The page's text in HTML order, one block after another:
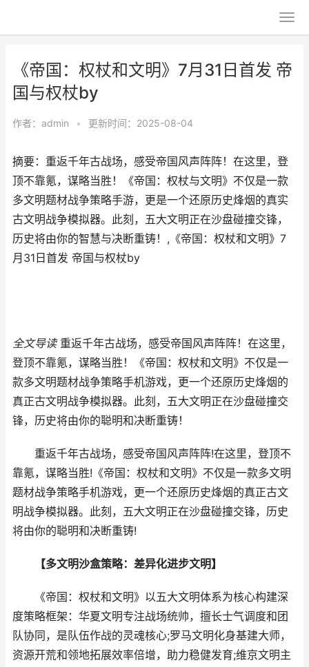
《帝国：权杖和文明》7月31日首发 帝
国与权杖by
作者： admin • 更新时间：2025-08-04
摘要：重返千年古战场，感受帝国风声阵阵！在这里，登
顶不靠氪，谋略当胜！《帝国：权杖与文明》不仅是一款
多文明题材战争策略手游，更是一个还原历史烽烟的真实
古文明战争模拟器。此刻，五大文明正在沙盘碰撞交锋，
历史将由你的智慧与决断重铸！,《帝国：权杖和文明》7
月31日首发 帝国与权杖by
全文导读重返千年古战场，感受帝国风声阵阵！在这里，
登顶不靠氪，谋略当胜！《帝国：权杖和文明》不仅是一
款多文明题材战争策略手机游戏，更一个还原历史烽烟的
真正古文明战争模拟器。此刻，五大文明正在沙盘碰撞交
锋，历史将由你的聪明和决断重铸！
重返千年古战场，感受帝国风声阵阵!在这里，登顶不
靠氪，谋略当胜!《帝国：权杖和文明》不仅是一款多文明
题材战争策略手机游戏，更一个还原历史烽烟的真正古文
明战争模拟器。此刻，五大文明正在沙盘碰撞交锋，历史
将由你的聪明和决断重铸!
【多文明沙盒策略：差异化进步文明】
《帝国：权杖和文明》以五大文明体系为核心构建深
度策略框架：华夏文明专注战场统帅，擅长士气调度和团
队协同，是队伍作战的灵魂核心;罗马文明化身基建大师，
资源开荒和领地拓展效率倍增，助力稳健发育;维京文明主